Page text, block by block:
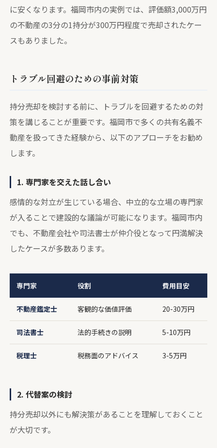
に安くなります。福岡市内の実例では、評価額3,000万円
の不動産の3分の1持分が300万円程度で売却されたケー
スもありました。
トラブル回避のための事前対策
持分売却を検討する前に、トラブルを回避するための対
策を講じることが重要です。福岡市で多くの共有名義不
動産を扱ってきた経験から、以下のアプローチをお勧め
します。
1. 専門家を交えた話し合い
感情的な対立が生じている場合、中立的な立場の専門家
が入ることで建設的な議論が可能になります。福岡市内
でも、不動産会社や司法書士が仲介役となって円満解決
したケースが多数あります。
専門家 役割 費用目安
不動産鑑定士 客観的な価値評価 20-30万円
司法書士 法的手続きの説明 5-10万円
税理士 税務面のアドバイス 3-5万円
2. 代替案の検討
持分売却以外にも解決策があることを理解しておくこと
が大切です。